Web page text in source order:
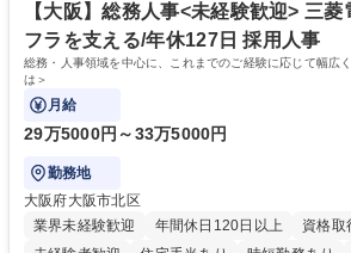
ール管理が出来る方。※将来的に他部署（営業部
へのジョブローテーションの可能性があります。 学歴・資格 学歴：大学
院 大学 語学力： 資格：宅地建物取引士
【大阪】総務人事<未経験歓迎> 三
フラを支える/年休127日 採用人事
総務・人事領域を中心に、これまでのご経験に応じて幅広
は＞
月給
29万5000円～33万5000円
勤務地
大阪府大阪市北区
業界未経験歓迎
年間休日120日以上
資格取